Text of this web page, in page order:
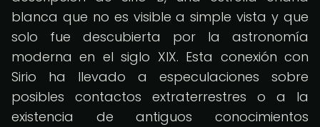
blanca que no es visible a simple vista y que
solo fue descubierta por la astronomía
moderna en el siglo XIX. Esta conexión con
Sirio ha llevado a especulaciones sobre
posibles contactos extraterrestres o a la
existencia de antiguos conocimientos